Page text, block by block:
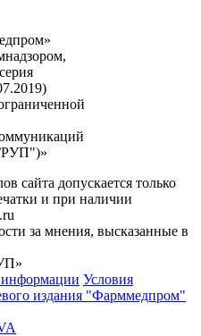
сайта допускается только
и при наличии
за мнения, высказанные в
Условия
издания "Фарммедпром"